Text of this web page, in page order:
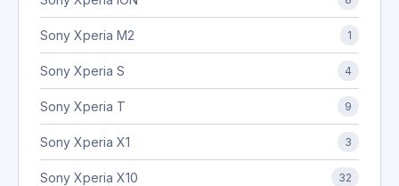
Sony Xperia M2 1
Sony Xperia S 4
Sony Xperia T 9
Sony Xperia X1 3
Sony Xperia X10 32